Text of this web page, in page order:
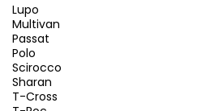
Lupo
Multivan
Passat
Polo
Scirocco
Sharan
T-Cross